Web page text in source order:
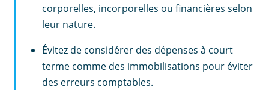
corporelles, incorporelles ou financières selon
leur nature.
Évitez de considérer des dépenses à court
terme comme des immobilisations pour éviter
des erreurs comptables.